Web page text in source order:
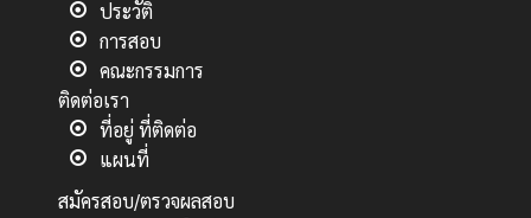
ประวัติ
การสอบ
คณะกรรมการ
ติดต่อเรา
ที่อยู่ ที่ติดต่อ
แผนที่
สมัครสอบ/ตรวจผลสอบ